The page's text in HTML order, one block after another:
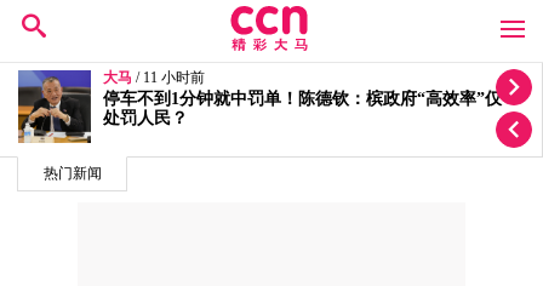
热门新闻
大马 / 12 小时前
按个人喜恶发放拨款有滥权之嫌 5蓝眼议员轰安华党政
不分